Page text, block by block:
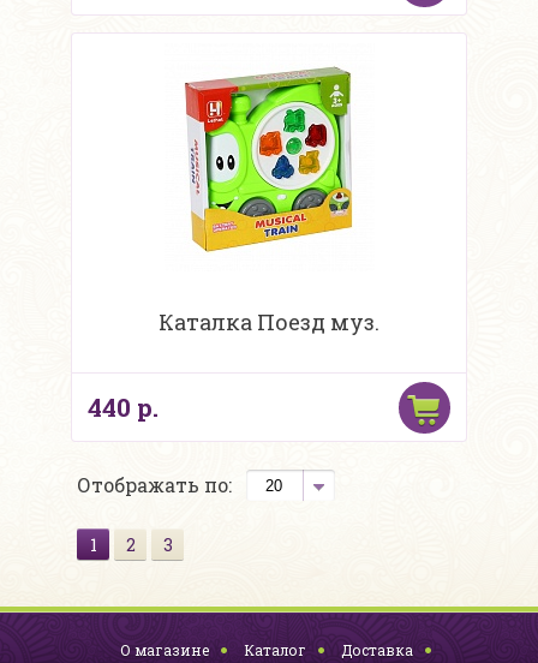
Каталка Поезд муз.
440 р.
Отображать по:
1 2 3
О магазине Каталог Доставка